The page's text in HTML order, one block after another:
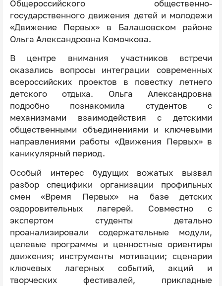
Общероссийского общественно-
государственного движения детей и молодежи
«Движение Первых» в Балашовском районе
Ольга Александровна Комочкова.
В центре внимания участников встречи
оказались вопросы интеграции современных
всероссийских проектов в повестку летнего
детского отдыха. Ольга Александровна
подробно познакомила студентов с
механизмами взаимодействия с детскими
общественными объединениями и ключевыми
направлениями работы «Движения Первых» в
каникулярный период.
Особый интерес будущих вожатых вызвал
разбор специфики организации профильных
смен «Время Первых» на базе детских
оздоровительных лагерей. Совместно с
экспертом студенты детально
проанализировали содержательные модули,
целевые программы и ценностные ориентиры
движения; инструменты мотивации; сценарии
ключевых лагерных событий, акций и
творческих фестивалей, прикладные